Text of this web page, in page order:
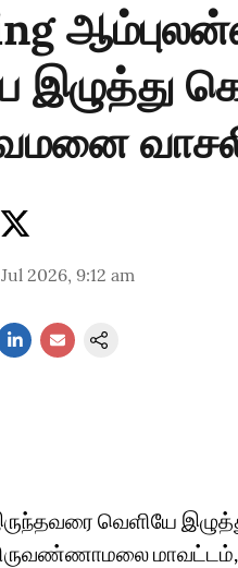
இழுத்து
2026, 9:12 am
வெளியே
மாவட்டம்,